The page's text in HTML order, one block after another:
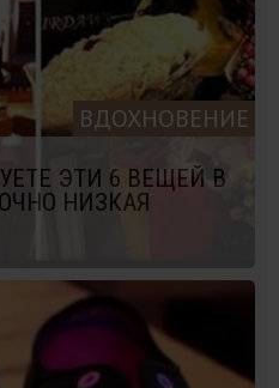
ВДОХНОВЕНИЕ
ЭТИ 6 ВЕЩЕЙ В
НИЗКАЯ